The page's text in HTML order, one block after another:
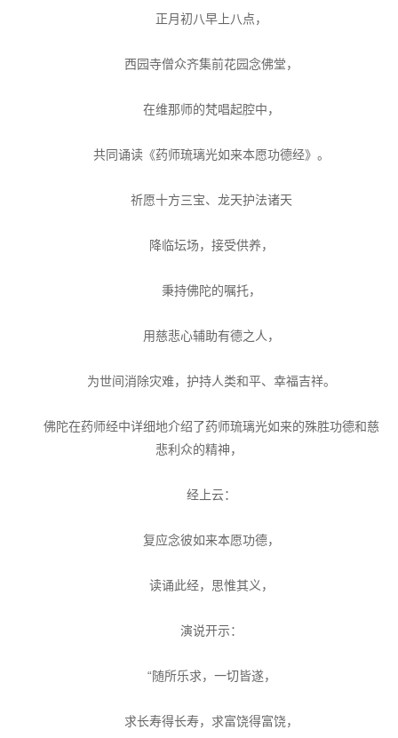
正月初八早上八点，
西园寺僧众齐集前花园念佛堂，
在维那师的梵唱起腔中，
共同诵读《药师琉璃光如来本愿功德经》。
祈愿十方三宝、龙天护法诸天
降临坛场，接受供养，
秉持佛陀的嘱托，
用慈悲心辅助有德之人，
为世间消除灾难，护持人类和平、幸福吉祥。
佛陀在药师经中详细地介绍了药师琉璃光如来的殊胜功德和慈
悲利众的精神，
经上云：
复应念彼如来本愿功德，
读诵此经，思惟其义，
演说开示：
“随所乐求，一切皆遂，
求长寿得长寿，求富饶得富饶，